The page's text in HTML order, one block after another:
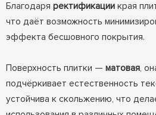
Благодаря ректификациикрая
что даёт возможность
эффекта бесшовного покрытия.
Поверхность плитки — матовая,
подчёркивает естественность
устойчива к скольжению, что